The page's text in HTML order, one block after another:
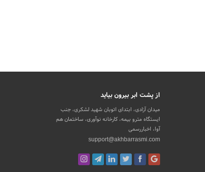
از پشت ابر بیرون بیاید
میدان آزادی، ابتدای اتوبان شهید لشکری، جنب
ایستگاه مترو بیمه، کارخانه نوآوری، ساختمان هم
آوا، اخباررسمی
support@akhbarrasmi.com